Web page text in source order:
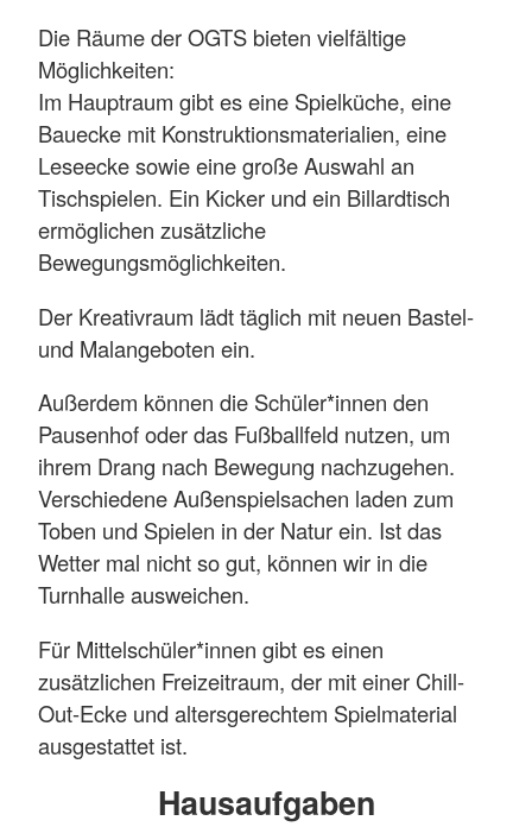
Die Räume der OGTS bieten vielfältige
Möglichkeiten:
Im Hauptraum gibt es eine Spielküche, eine
Bauecke mit Konstruktionsmaterialien, eine
Leseecke sowie eine große Auswahl an
Tischspielen. Ein Kicker und ein Billardtisch
ermöglichen zusätzliche
Bewegungsmöglichkeiten.
Der Kreativraum lädt täglich mit neuen Bastel-
und Malangeboten ein.
Außerdem können die Schüler*innen den
Pausenhof oder das Fußballfeld nutzen, um
ihrem Drang nach Bewegung nachzugehen.
Verschiedene Außenspielsachen laden zum
Toben und Spielen in der Natur ein. Ist das
Wetter mal nicht so gut, können wir in die
Turnhalle ausweichen.
Für Mittelschüler*innen gibt es einen
zusätzlichen Freizeitraum, der mit einer Chill-
Out-Ecke und altersgerechtem Spielmaterial
ausgestattet ist.
Hausaufgaben